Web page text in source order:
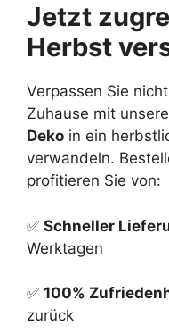
Jetzt
Herbst
Verpassen Sie
Zuhause mit
Deko in ein
verwandeln.
profitieren Sie von:
✅ Schneller
Werktagen
✅ 100%
zurück